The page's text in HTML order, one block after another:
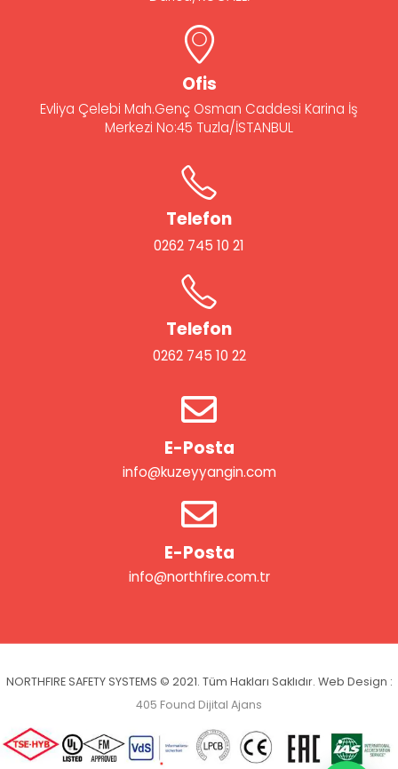
Ofis
Evliya Çelebi Mah.Genç Osman Caddesi Karina İş
Merkezi No:45 Tuzla/İSTANBUL
Telefon
0262 745 10 21
Telefon
0262 745 10 22
E-Posta
info@kuzeyyangin.com
E-Posta
info@northfire.com.tr
NORTHFIRE SAFETY SYSTEMS © 2021. Tüm Hakları Saklıdır. Web Design :
405 Found Dijital Ajans